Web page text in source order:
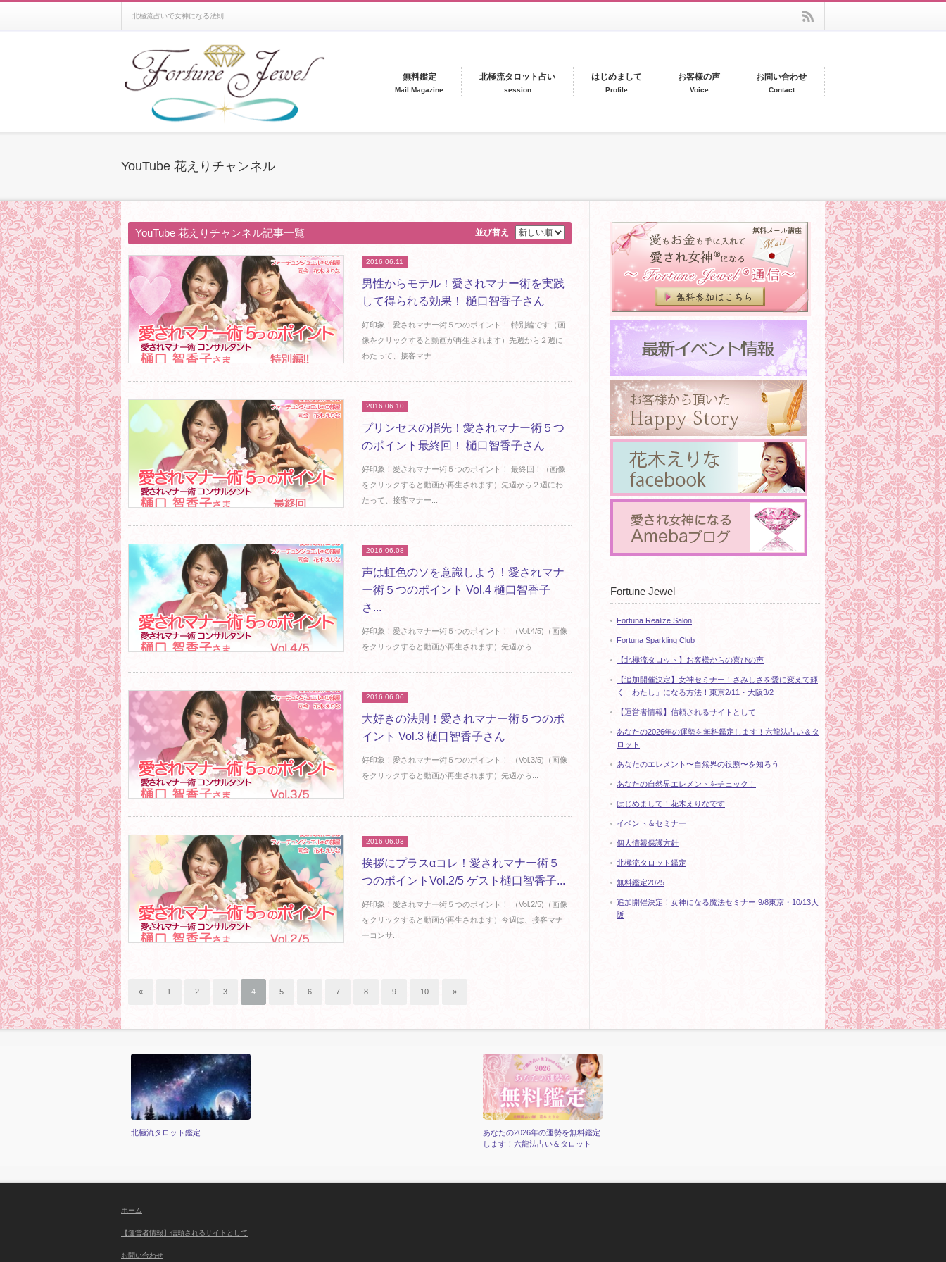
北極流占いで女神になる法則
無料鑑定
Mail Magazine
北極流タロット占い
session
はじめまして
Profile
お客様の声
Voice
お問い合わせ
Contact
YouTube 花えりチャンネル
YouTube 花えりチャンネル記事一覧 並び替え
2016.06.11
男性からモテル！愛されマナー術を実践
して得られる効果！ 樋口智香子さん
好印象！愛されマナー術５つのポイント！ 特別編です（画
像をクリックすると動画が再生されます）先週から２週に
わたって、接客マナ...
2016.06.10
プリンセスの指先！愛されマナー術５つ
のポイント最終回！ 樋口智香子さん
好印象！愛されマナー術５つのポイント！ 最終回！（画像
をクリックすると動画が再生されます）先週から２週にわ
たって、接客マナー...
2016.06.08
声は虹色のソを意識しよう！愛されマナ
ー術５つのポイント Vol.4 樋口智香子
さ...
好印象！愛されマナー術５つのポイント！ （Vol.4/5)（画像
をクリックすると動画が再生されます）先週から...
2016.06.06
大好きの法則！愛されマナー術５つのポ
イント Vol.3 樋口智香子さん
好印象！愛されマナー術５つのポイント！ （Vol.3/5)（画像
をクリックすると動画が再生されます）先週から...
2016.06.03
挨拶にプラスαコレ！愛されマナー術５
つのポイントVol.2/5 ゲスト樋口智香子...
好印象！愛されマナー術５つのポイント！ （Vol.2/5)（画像
をクリックすると動画が再生されます）今週は、接客マナ
ーコンサ...
« 1 2 3 4 5 6 7 8 9 10 »
Fortune Jewel
Fortuna Realize Salon
Fortuna Sparkling Club
【北極流タロット】お客様からの喜びの声
【追加開催決定】女神セミナー！さみしさを愛に変えて輝
く「わたし」になる方法！東京2/11・大阪3/2
【運営者情報】信頼されるサイトとして
あなたの2026年の運勢を無料鑑定します！六龍法占い＆タ
ロット
あなたのエレメント〜自然界の役割〜を知ろう
あなたの自然界エレメントをチェック！
はじめまして！花木えりなです
イベント＆セミナー
個人情報保護方針
北極流タロット鑑定
無料鑑定2025
追加開催決定！女神になる魔法セミナー 9/8東京・10/13大
阪
北極流タロット鑑定
あなたの2026年の運勢を無料鑑定
します！六龍法占い＆タロット
ホーム
【運営者情報】信頼されるサイトとして
お問い合わせ